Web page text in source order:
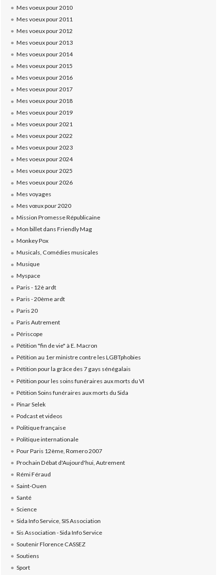
Mes voeux pour 2010
Mes voeux pour 2011
Mes voeux pour 2012
Mes voeux pour 2013
Mes voeux pour 2014
Mes voeux pour 2015
Mes voeux pour 2016
Mes voeux pour 2017
Mes voeux pour 2018
Mes voeux pour 2019
Mes voeux pour 2021
Mes voeux pour 2022
Mes voeux pour 2023
Mes voeux pour 2024
Mes voeux pour 2025
Mes voeux pour 2026
Mes voyages
Mes vœux pour 2020
Mission Promesse Républicaine
Mon billet dans Friendly Mag
Monkey Pox
Musicals, Comédies musicales
Musique
Myspace
Paris - 12è ardt
Paris - 20ème ardt
Paris 20
Paris Autrement
Périscope
Pétition "fin de vie" à E. Macron
Pétition au 1er ministre contre les LGBTphobies
Pétition pour la grâce des 7 gays sénégalais
Pétition pour les soins funéraires aux morts du VI
Pétition Soins funéraires aux morts du Sida
Pinar Selek
Podcast et videos
Politique française
Politique internationale
Pour Paris 12ème, Romero 2007
Prochain Débat d'Aujourd'hui, Autrement
Rémi Féraud
Saint-Ouen
Santé
Science
Sida Info Service, SIS Association
Sis Association - Sida Info Service
Soutenir Florence CASSEZ
Soutiens
Sport